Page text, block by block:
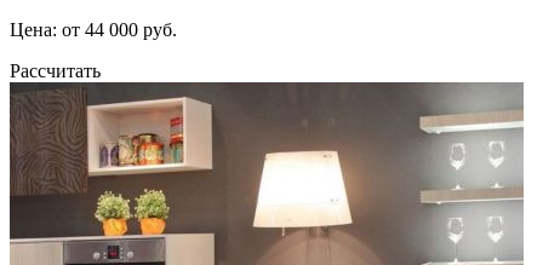
Цена: от 44 000 руб.
Рассчитать